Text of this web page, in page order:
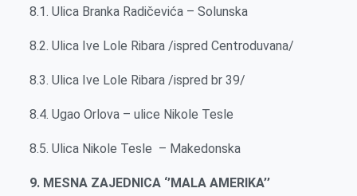
8.1. Ulica Branka Radičevića – Solunska
8.2. Ulica Ive Lole Ribara /ispred Centroduvana/
8.3. Ulica Ive Lole Ribara /ispred br 39/
8.4. Ugao Orlova – ulice Nikole Tesle
8.5. Ulica Nikole Tesle – Makedonska
9. MESNA ZAJEDNICA ‘’MALA AMERIKA’’